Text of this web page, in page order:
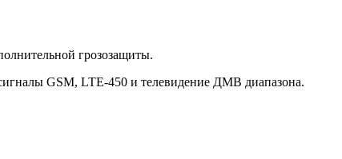
грозозащиты.
GSM, LTE-450 и телевидение ДМВ диапазона.